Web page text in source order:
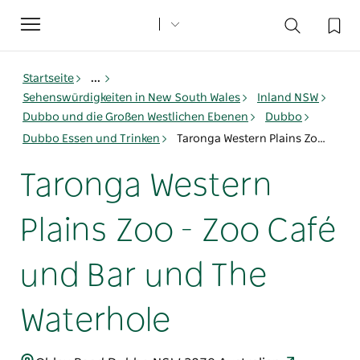
Toggle
navigation
Startseite
...
Sehenswürdigkeiten in New South Wales
Inland NSW
Dubbo und die Großen Westlichen Ebenen
Dubbo
Dubbo Essen und Trinken
Taronga Western Plains Zoo - Zoo Café und Bar und The Waterhole
Taronga Western
Plains Zoo - Zoo Café
und Bar und The
Waterhole